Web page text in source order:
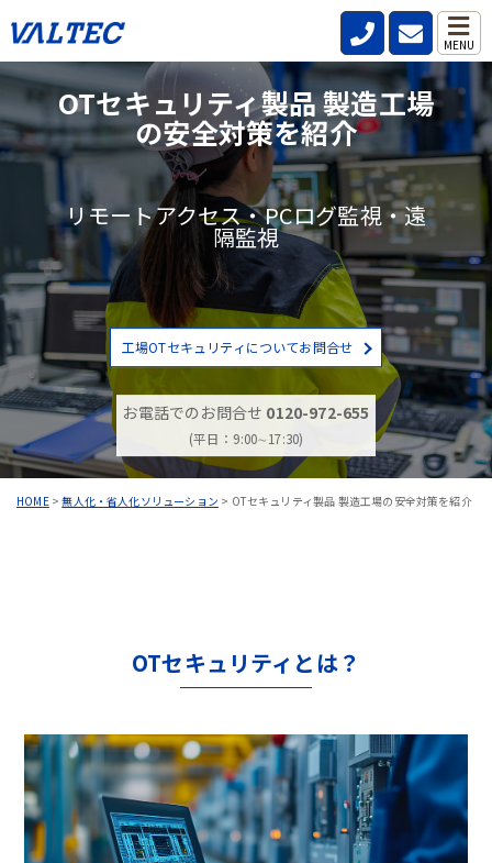
MENU
HOME>無人化・省人化ソリューション > OTセキュリティ製品 製造工場の安全対策を紹介
OTセキュリティ製品 製造工場
の安全対策を紹介
リモートアクセス・PCログ監視・遠
隔監視
工場OTセキュリティについてお問合せ
お電話でのお問合せ 0120-972-655
(平日：9:00∼17:30)
OTセキュリティとは？